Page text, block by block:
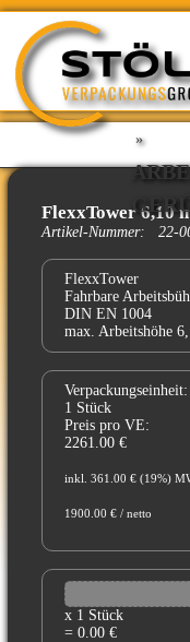
»
FlexxTower 6,10
Artikel-Nummer: 22-
FlexxTower
Fahrbare
DIN EN 1004
max. Arbeitshöhe
Verpackungseinheit:
1 Stück
Preis pro VE:
2261.00 €
inkl. 361.00 € (19%)
1900.00 € / netto
x 1 Stück
= 0.00 €